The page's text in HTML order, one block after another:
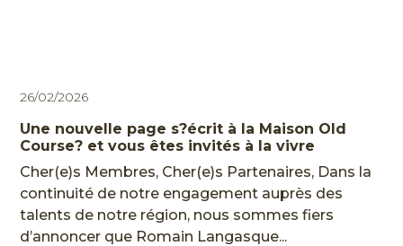
26/02/2026
Une nouvelle page s?écrit à la Maison Old
Course? et vous êtes invités à la vivre
Cher(e)s Membres, Cher(e)s Partenaires, Dans la
continuité de notre engagement auprès des
talents de notre région, nous sommes fiers
d’annoncer que Romain Langasque...